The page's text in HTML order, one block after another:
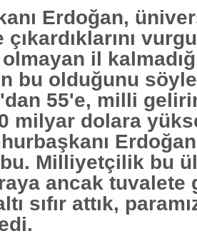
Erdoğan,
il
bu olduğunu
55'e, milli
milyar dolara
Milliyetçilik bu
ancak tuvalete
sıfır attık,